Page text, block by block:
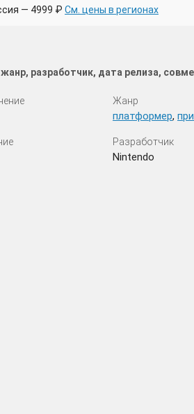
— 4999 ₽ См. цены в регионах
разработчик, дата релиза,
Жанр
платформер,
Разработчик
Nintendo